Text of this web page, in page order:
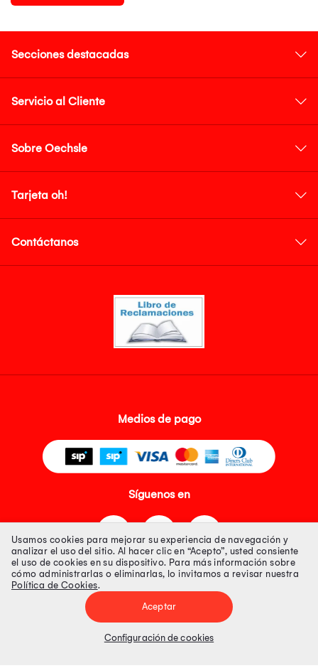
Secciones destacadas
Servicio al Cliente
Sobre Oechsle
Tarjeta oh!
Contáctanos
Medios de pago
Síguenos en
Tienda 100% Segura
Tiendas Peruanas S.A. R.U.C. Nº 20493020618. Todos los derechos
Precios disponibles solo en www.oechsle.pe. Precios online publicados
Usamos cookies para mejorar su experiencia de navegación y
analizar el uso del sitio. Al hacer clic en “Acepto”, usted consiente
el uso de cookies en su dispositivo. Para más información sobre
cómo administrarlas o eliminarlas, lo invitamos a revisar nuestra
Política de Cookies.
Aceptar
Configuración de cookies